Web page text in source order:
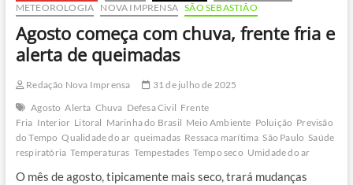
METEOROLOGIA NOVA IMPRENSA SÃO SEBASTIÃO
Agosto começa com chuva, frente fria e
alerta de queimadas
Redação Nova Imprensa
31 de julho de 2025
Agosto Alerta Chuva Defesa Civil Frente
Fria Interior Litoral Marinha do Brasil Meio Ambiente Poluição Previsão
do Tempo Qualidade do ar queimadas Ressaca marítima São Paulo Saúde
respiratória Temperaturas Tempestades Tempo seco Umidade do ar
O mês de agosto, tipicamente mais seco, trará mudanças